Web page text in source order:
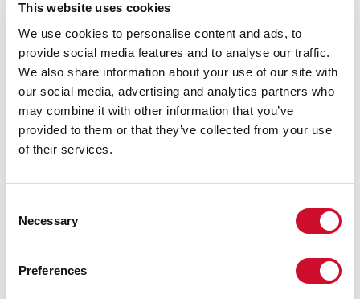
This website uses cookies
We use cookies to personalise content and ads, to
provide social media features and to analyse our traffic.
We also share information about your use of our site with
our social media, advertising and analytics partners who
may combine it with other information that you’ve
provided to them or that they’ve collected from your use
of their services.
Selection
Necessary
Preferences
ARK/HALOS: KIT GIUNZIONE
PROFILI NE
Accessori di montaggio
CAVO ALIMENTAZIONE